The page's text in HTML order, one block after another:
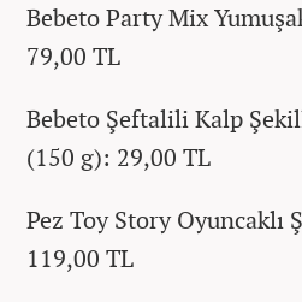
Bebeto Party Mix
79,00 TL
Bebeto Şeftalili Kalp
(150 g): 29,00 TL
Pez Toy Story Oyuncaklı
119,00 TL